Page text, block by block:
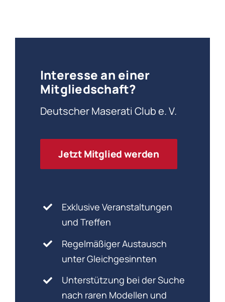
Interesse an einer
Mitgliedschaft?
Deutscher Maserati Club e. V.
Jetzt Mitglied werden
Exklusive Veranstaltungen
und Treffen
Regelmäßiger Austausch
unter Gleichgesinnten
Unterstützung bei der Suche
nach raren Modellen und